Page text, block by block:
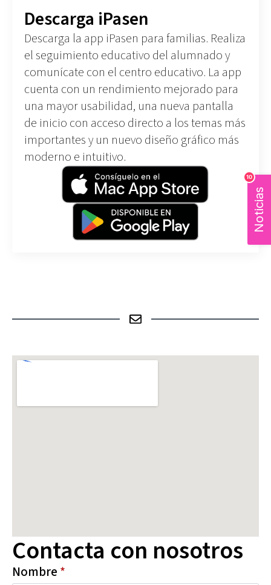
Descarga iPasen
Descarga la app iPasen para familias. Realiza
el seguimiento educativo del alumnado y
comunícate con el centro educativo. La app
cuenta con un rendimiento mejorado para
una mayor usabilidad, una nueva pantalla
de inicio con acceso directo a los temas más
importantes y un nuevo diseño gráfico más
moderno e intuitivo.
Contacta con nosotros
Nombre *
Noticias
10